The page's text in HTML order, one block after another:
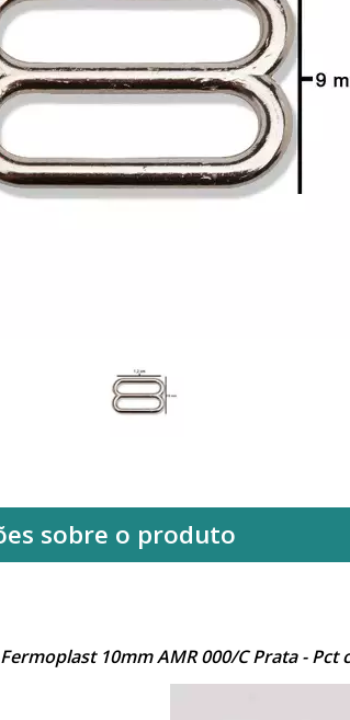
sobre o produto
10mm AMR 000/C Prata - Pct